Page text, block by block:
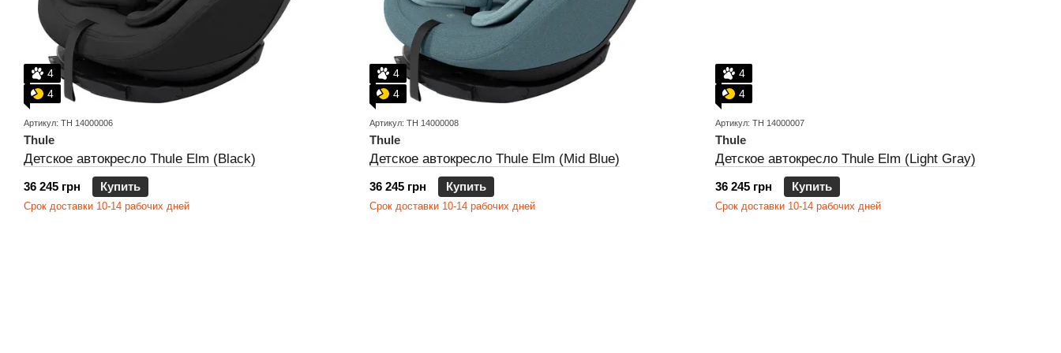
4
4
Артикул: TH 14000006
Thule
Детское автокресло Thule Elm (Black)
36 245 грн Купить
Срок доставки 10-14 рабочих дней
4
4
Артикул: TH 14000008
Thule
Детское автокресло Thule Elm (Mid Blue)
36 245 грн Купить
Срок доставки 10-14 рабочих дней
4
4
Артикул: TH 14000007
Thule
Детское автокресло Thule Elm (Light Gray)
36 245 грн Купить
Срок доставки 10-14 рабочих дней